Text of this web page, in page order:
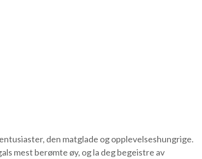
den matglade og opplevelseshungrige.
mest berømte øy, og la deg begeistre av